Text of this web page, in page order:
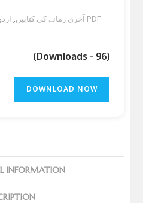
آخری زمانے کی کتابیں,
(Downloads - 96)
DOWNLOAD NOW
INFORMATION